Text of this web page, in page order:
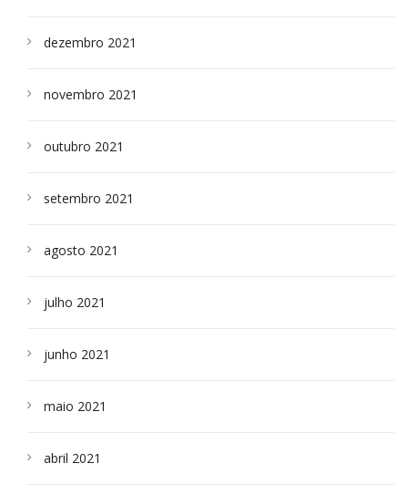
dezembro 2021
novembro 2021
outubro 2021
setembro 2021
agosto 2021
julho 2021
junho 2021
maio 2021
abril 2021